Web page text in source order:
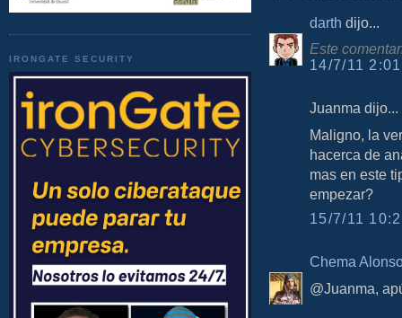
IRONGATE SECURITY
darth dijo...
Este
14/7/11
Juanma dijo...
Maligno, la
hacerca de
mas en este
empezar?
15/7/11
Chema
@Juanma,